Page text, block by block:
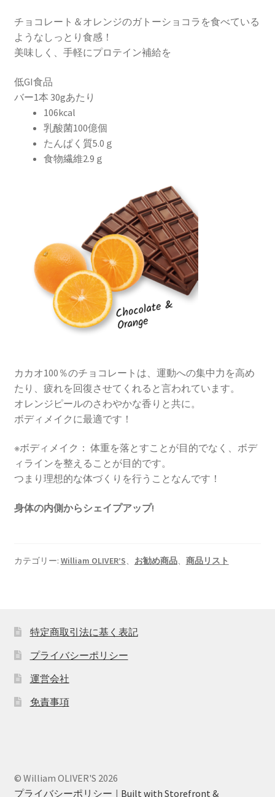
チョコレート＆オレンジのガトーショコラを食べている
ようなしっとり食感！
美味しく、手軽にプロテイン補給を
低GI食品
バー1本 30gあたり
106kcal
乳酸菌100億個
たんぱく質5.0ｇ
食物繊維2.9ｇ
カカオ100％のチョコレートは、運動への集中力を高め
たり、疲れを回復させてくれると言われています。
オレンジピールのさわやかな香りと共に。
ボディメイクに最適です！
※ボディメイク： 体重を落とすことが目的でなく、ボデ
ィラインを整えることが目的です。
つまり理想的な体づくりを行うことなんです！
身体の内側からシェイプアップ!
カテゴリー: William OLIVER’S、 お勧め商品、 商品リスト
特定商取引法に基く表記
プライバシーポリシー
運営会社
免責事項
© William OLIVER'S 2026
プライバシーポリシー
Built with Storefront &